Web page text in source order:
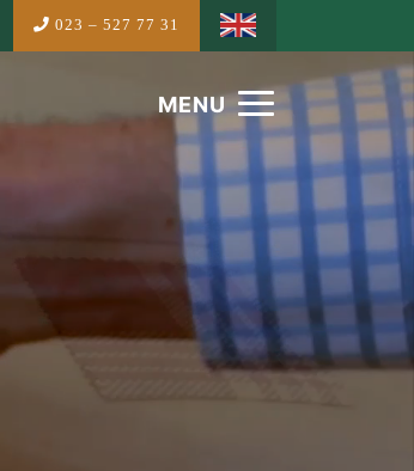
023 – 527 77 31
MENU